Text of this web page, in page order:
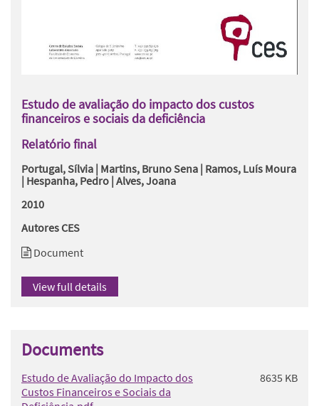
Estudo de avaliação do impacto dos custos
financeiros e sociais da deficiência
Relatório final
Portugal, Sílvia | Martins, Bruno Sena | Ramos, Luís Moura
| Hespanha, Pedro | Alves, Joana
2010
Autores CES
Document
View full details
Documents
Estudo de Avaliação do Impacto dos
Custos Financeiros e Sociais da
8635 KB